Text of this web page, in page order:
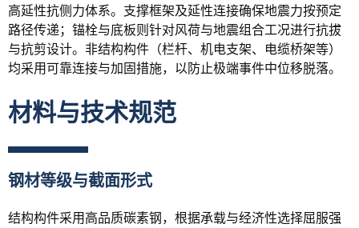
高延性抗侧力体系。支撑框架及延性连接确保地震力按预定
路径传递；锚栓与底板则针对风荷与地震组合工况进行抗拔
与抗剪设计。非结构构件（栏杆、机电支架、电缆桥架等）
均采用可靠连接与加固措施，以防止极端事件中位移脱落。
材料与技术规范
钢材等级与截面形式
结构构件采用高品质碳素钢，根据承载与经济性选择屈服强